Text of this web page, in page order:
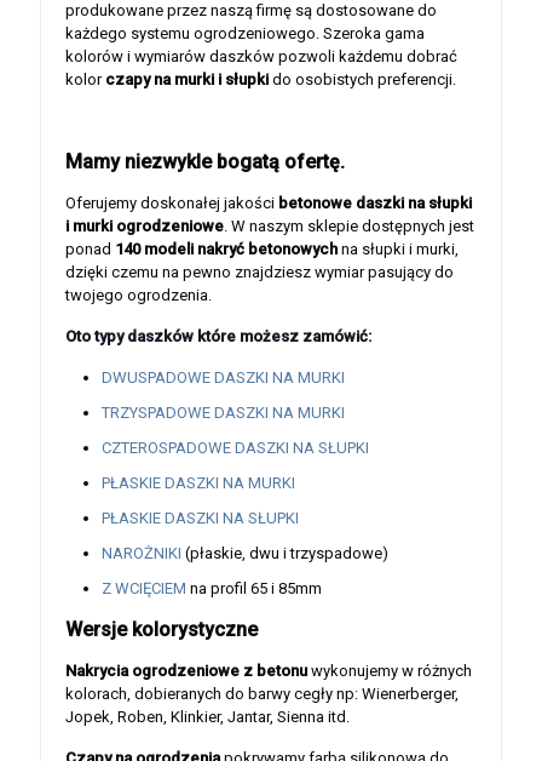
produkowane przez naszą firmę są dostosowane do
każdego systemu ogrodzeniowego. Szeroka gama
kolorów i wymiarów daszków pozwoli każdemu dobrać
kolor czapy na murki i słupki do osobistych preferencji.
Mamy niezwykle bogatą ofertę.
Oferujemy doskonałej jakości betonowe daszki na słupki
i murki ogrodzeniowe. W naszym sklepie dostępnych jest
ponad 140 modeli nakryć betonowych na słupki i murki,
dzięki czemu na pewno znajdziesz wymiar pasujący do
twojego ogrodzenia.
Oto typy daszków które możesz zamówić:
DWUSPADOWE DASZKI NA MURKI
TRZYSPADOWE DASZKI NA MURKI
CZTEROSPADOWE DASZKI NA SŁUPKI
PŁASKIE DASZKI NA MURKI
PŁASKIE DASZKI NA SŁUPKI
NAROŻNIKI (płaskie, dwu i trzyspadowe)
Z WCIĘCIEM na profil 65 i 85mm
Wersje kolorystyczne
Nakrycia ogrodzeniowe z betonu wykonujemy w różnych
kolorach, dobieranych do barwy cegły np: Wienerberger,
Jopek, Roben, Klinkier, Jantar, Sienna itd.